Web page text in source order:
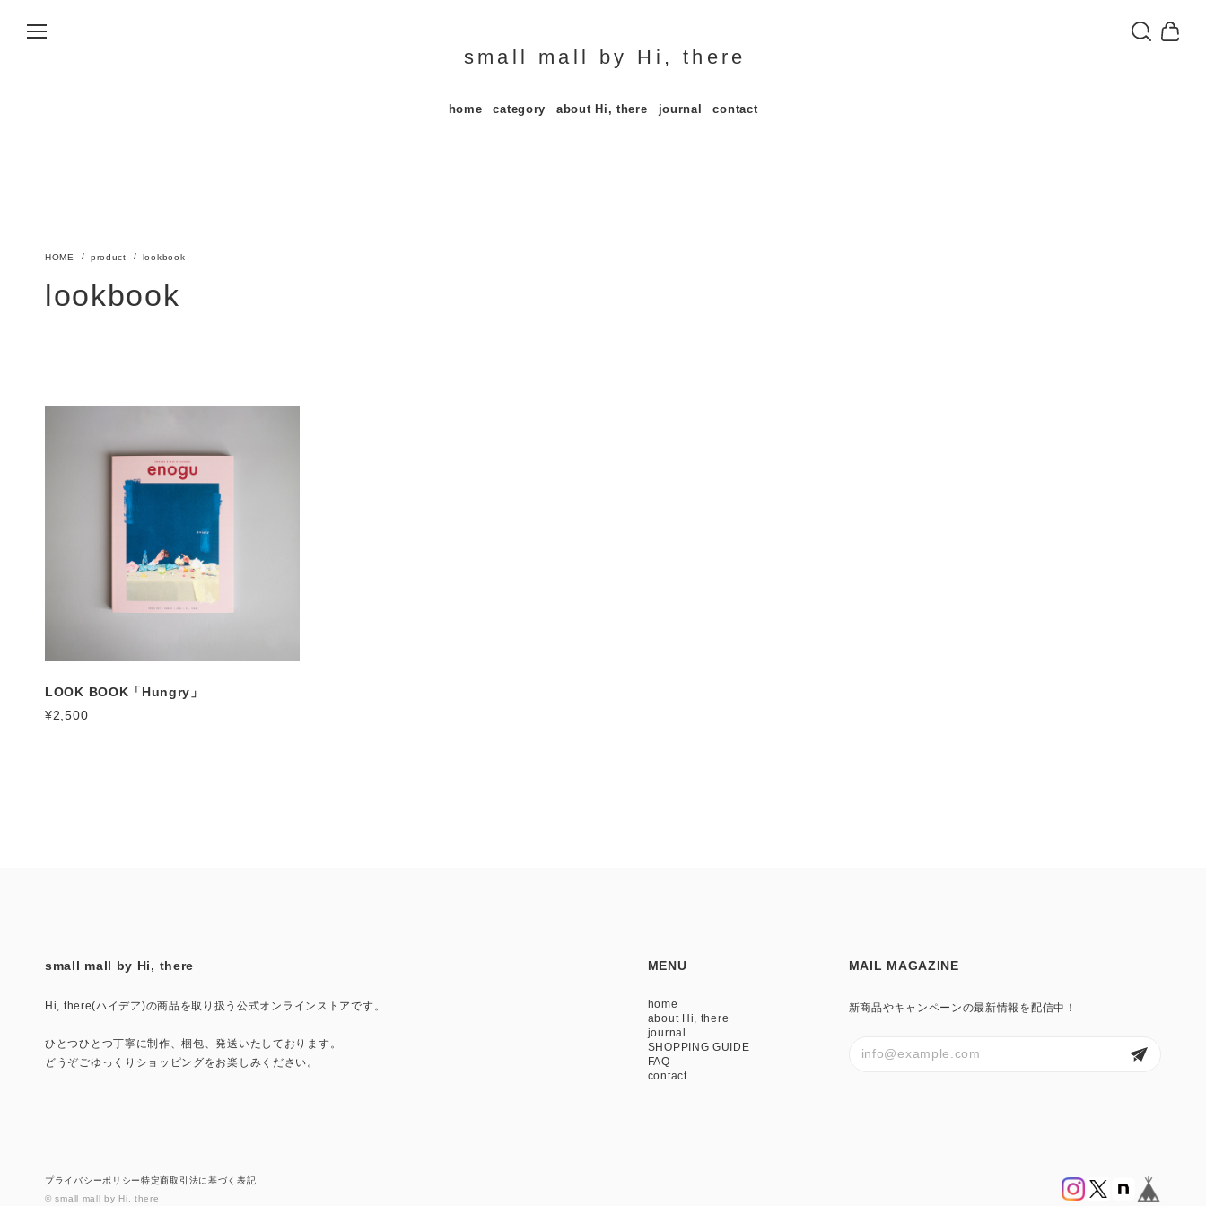
small mall by Hi, there
home category about Hi, there journal contact
product lookbook
lookbook
LOOK BOOK「Hungry」
¥2,500
small mall by Hi, there
Hi, there(ハイデア)の商品を取り扱う公式オンラインストアです。
ひとつひとつ丁寧に制作、梱包、発送いたしております。
どうぞごゆっくりショッピングをお楽しみください。
MENU
home
about Hi, there
journal
SHOPPING GUIDE
FAQ
contact
MAIL MAGAZINE
新商品やキャンペーンの最新情報を配信中！
プライバシーポリシー特定商取引法に基づく表記
© small mall by Hi, there